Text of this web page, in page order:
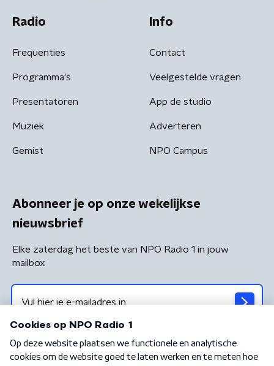
Radio
Frequenties
Programma's
Presentatoren
Muziek
Gemist
Info
Contact
Veelgestelde vragen
App de studio
Adverteren
NPO Campus
Abonneer je op onze wekelijkse
nieuwsbrief
Elke zaterdag het beste van NPO Radio 1 in jouw
mailbox